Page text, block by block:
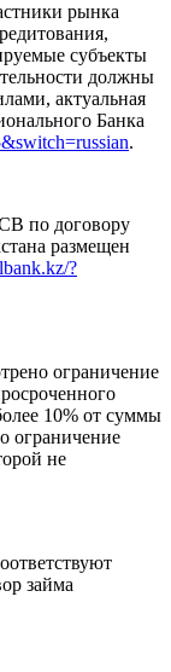
рынка
субъекты
должны
актуальная
Банка
.
по договору
размещен
?
ограничение
10% от суммы
ограничение
не
займа